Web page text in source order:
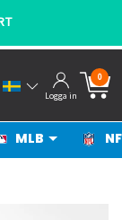
Logga in
0
MLB